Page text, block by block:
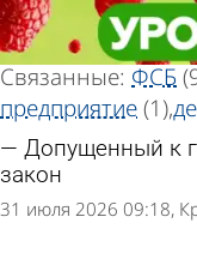
Тег новостей
Всего найдено 12
Связанные: ФСБ
предприятие(1)
Допущенный к
закон
31 июля 2026 09:18
Тег новостей